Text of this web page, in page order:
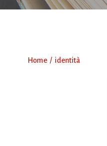
Home identità